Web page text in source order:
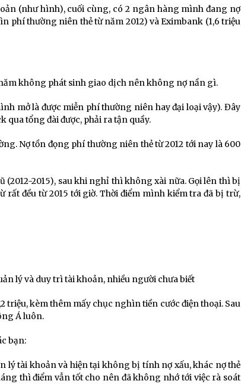
(như hình), cuối cùng, có 2 ngân hàng mình đang nợ
phí thường niên thẻ từ năm 2012) và Eximbank (1,6 triệu
không phát sinh giao dịch nên không nợ nần gì.
mở là được miễn phí thường niên hay đại loại vậy). Đây
tổng đài được, phải ra tận quầy.
Nợ tồn đọng phí thường niên thẻ từ 2012 tới nay là 600
2015), sau khi nghỉ thì không xài nữa. Gọi lên thì bị
đều từ 2015 tới giờ. Thời điểm mình kiểm tra đã bị trừ,
lý và duy trì tài khoản, nhiều người chưa biết
triệu, kèm thêm mấy chục nghìn tiền cước điện thoại. Sau
Á luôn.
bạn:
lý tài khoản và hiện tại không bị tính nợ xấu, khác nợ thẻ
thì điểm vẫn tốt cho nên đã không nhớ tới việc rà soát